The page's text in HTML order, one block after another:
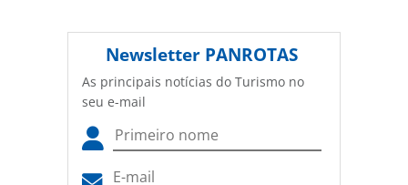
Newsletter PANROTAS
As principais notícias do Turismo no
seu e-mail